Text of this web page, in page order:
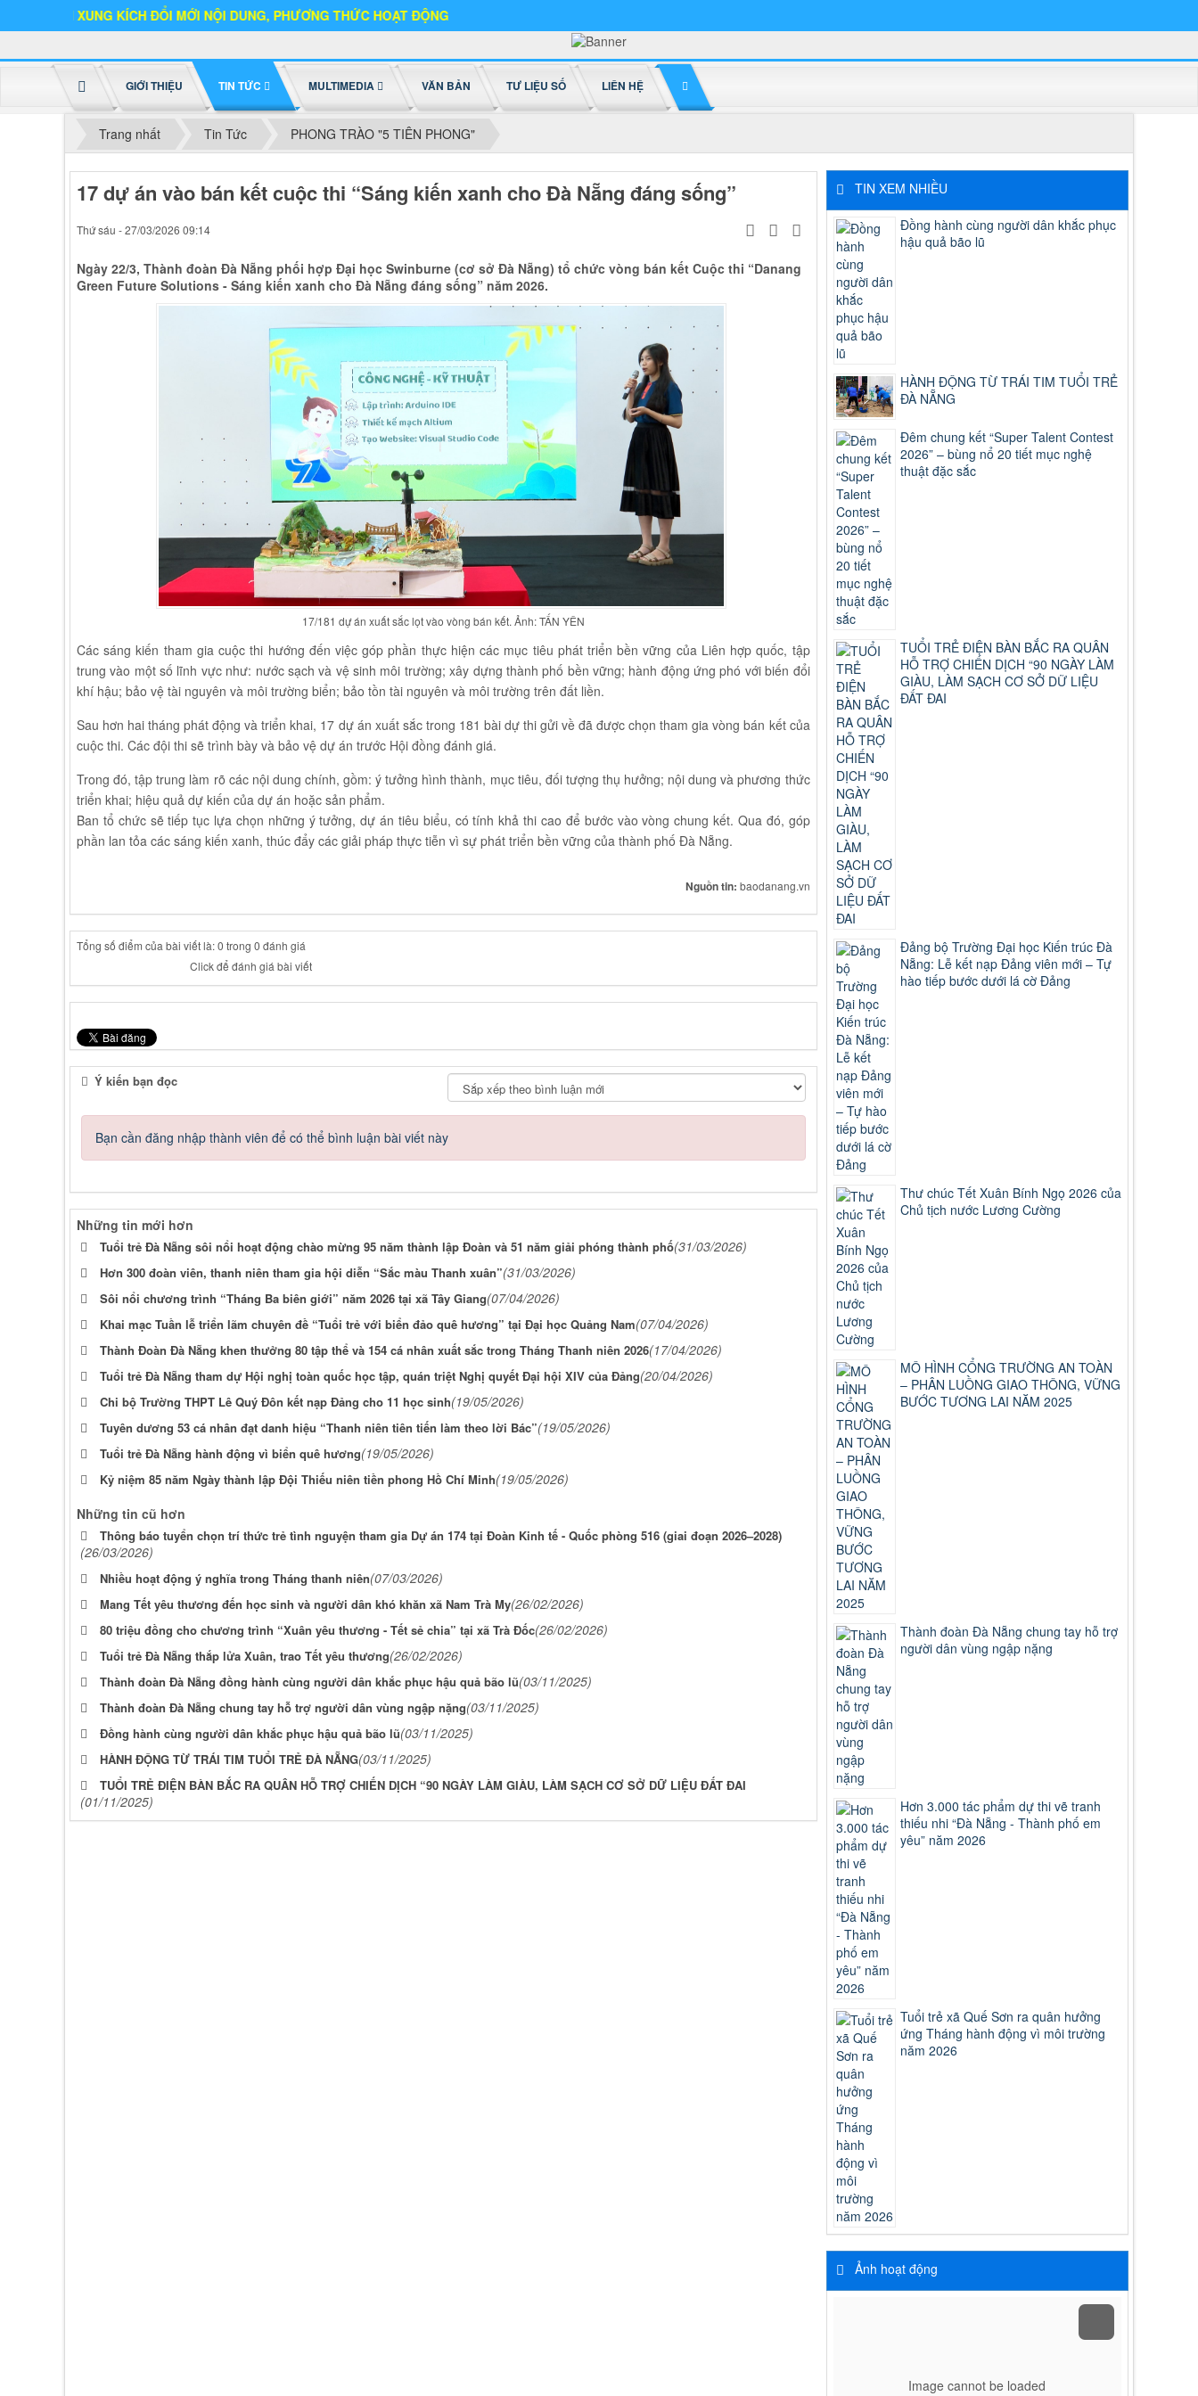
KÍCH ĐỔI MỚI NỘI DUNG, PHƯƠNG THỨC HOẠT ĐỘNG
GIỚI THIỆU TIN TỨC MULTIMEDIA VĂN BẢN TƯ LIỆU SỐ LIÊN HỆ
Trang nhất Tin Tức PHONG TRÀO "5 TIÊN PHONG"
17 dự án vào bán kết cuộc thi “Sáng kiến xanh cho Đà Nẵng đáng sống”
Thứ sáu - 27/03/2026 09:14
Ngày 22/3, Thành đoàn Đà Nẵng phối hợp Đại học Swinburne (cơ sở Đà Nẵng) tổ chức vòng bán kết Cuộc thi “Danang
Green Future Solutions - Sáng kiến xanh cho Đà Nẵng đáng sống” năm 2026.
17/181 dự án xuất sắc lọt vào vòng bán kết. Ảnh: TẤN YÊN
Các sáng kiến tham gia cuộc thi hướng đến việc góp phần thực hiện các mục tiêu phát triển bền vững của Liên hợp quốc, tập
trung vào một số lĩnh vực như: nước sạch và vệ sinh môi trường; xây dựng thành phố bền vững; hành động ứng phó với biến đổi
khí hậu; bảo vệ tài nguyên và môi trường biển; bảo tồn tài nguyên và môi trường trên đất liền.
Sau hơn hai tháng phát động và triển khai, 17 dự án xuất sắc trong 181 bài dự thi gửi về đã được chọn tham gia vòng bán kết của
cuộc thi. Các đội thi sẽ trình bày và bảo vệ dự án trước Hội đồng đánh giá.
Trong đó, tập trung làm rõ các nội dung chính, gồm: ý tưởng hình thành, mục tiêu, đối tượng thụ hưởng; nội dung và phương thức
triển khai; hiệu quả dự kiến của dự án hoặc sản phẩm.
Ban tổ chức sẽ tiếp tục lựa chọn những ý tưởng, dự án tiêu biểu, có tính khả thi cao để bước vào vòng chung kết. Qua đó, góp
phần lan tỏa các sáng kiến xanh, thúc đẩy các giải pháp thực tiễn vì sự phát triển bền vững của thành phố Đà Nẵng.
Nguồn tin: baodanang.vn
Tổng số điểm của bài viết là: 0 trong 0 đánh giá
Click để đánh giá bài viết
Ý kiến bạn đọc
Bạn cần đăng nhập thành viên để có thể bình luận bài viết này
Những tin mới hơn
Tuổi trẻ Đà Nẵng sôi nổi hoạt động chào mừng 95 năm thành lập Đoàn và 51 năm giải phóng thành phố(31/03/2026)
Hơn 300 đoàn viên, thanh niên tham gia hội diễn “Sắc màu Thanh xuân”(31/03/2026)
Sôi nổi chương trình “Tháng Ba biên giới” năm 2026 tại xã Tây Giang(07/04/2026)
Khai mạc Tuần lễ triển lãm chuyên đề “Tuổi trẻ với biển đảo quê hương” tại Đại học Quảng Nam(07/04/2026)
Thành Đoàn Đà Nẵng khen thưởng 80 tập thể và 154 cá nhân xuất sắc trong Tháng Thanh niên 2026(17/04/2026)
Tuổi trẻ Đà Nẵng tham dự Hội nghị toàn quốc học tập, quán triệt Nghị quyết Đại hội XIV của Đảng(20/04/2026)
Chi bộ Trường THPT Lê Quý Đôn kết nạp Đảng cho 11 học sinh(19/05/2026)
Tuyên dương 53 cá nhân đạt danh hiệu “Thanh niên tiên tiến làm theo lời Bác”(19/05/2026)
Tuổi trẻ Đà Nẵng hành động vì biển quê hương(19/05/2026)
Kỷ niệm 85 năm Ngày thành lập Đội Thiếu niên tiền phong Hồ Chí Minh(19/05/2026)
Những tin cũ hơn
Thông báo tuyển chọn trí thức trẻ tình nguyện tham gia Dự án 174 tại Đoàn Kinh tế - Quốc phòng 516 (giai đoạn 2026–2028)
(26/03/2026)
Nhiều hoạt động ý nghĩa trong Tháng thanh niên(07/03/2026)
Mang Tết yêu thương đến học sinh và người dân khó khăn xã Nam Trà My(26/02/2026)
80 triệu đồng cho chương trình “Xuân yêu thương - Tết sẻ chia” tại xã Trà Đốc(26/02/2026)
Tuổi trẻ Đà Nẵng thắp lửa Xuân, trao Tết yêu thương(26/02/2026)
Thành đoàn Đà Nẵng đồng hành cùng người dân khắc phục hậu quả bão lũ(03/11/2025)
Thành đoàn Đà Nẵng chung tay hỗ trợ người dân vùng ngập nặng(03/11/2025)
Đồng hành cùng người dân khắc phục hậu quả bão lũ(03/11/2025)
HÀNH ĐỘNG TỪ TRÁI TIM TUỔI TRẺ ĐÀ NẴNG(03/11/2025)
TUỔI TRẺ ĐIỆN BÀN BẮC RA QUÂN HỖ TRỢ CHIẾN DỊCH “90 NGÀY LÀM GIÀU, LÀM SẠCH CƠ SỞ DỮ LIỆU ĐẤT ĐAI
(01/11/2025)
TIN XEM NHIỀU
Đồng hành cùng người dân khắc phục
hậu quả bão lũ
HÀNH ĐỘNG TỪ TRÁI TIM TUỔI TRẺ
ĐÀ NẴNG
Đêm chung kết “Super Talent Contest
2026” – bùng nổ 20 tiết mục nghệ
thuật đặc sắc
TUỔI TRẺ ĐIỆN BÀN BẮC RA QUÂN
HỖ TRỢ CHIẾN DỊCH “90 NGÀY LÀM
GIÀU, LÀM SẠCH CƠ SỞ DỮ LIỆU
ĐẤT ĐAI
Đảng bộ Trường Đại học Kiến trúc Đà
Nẵng: Lễ kết nạp Đảng viên mới – Tự
hào tiếp bước dưới lá cờ Đảng
Thư chúc Tết Xuân Bính Ngọ 2026 của
Chủ tịch nước Lương Cường
MÔ HÌNH CỔNG TRƯỜNG AN TOÀN
– PHÂN LUỒNG GIAO THÔNG, VỮNG
BƯỚC TƯƠNG LAI NĂM 2025
Thành đoàn Đà Nẵng chung tay hỗ trợ
người dân vùng ngập nặng
Hơn 3.000 tác phẩm dự thi vẽ tranh
thiếu nhi “Đà Nẵng - Thành phố em
yêu” năm 2026
Tuổi trẻ xã Quế Sơn ra quân hưởng
ứng Tháng hành động vì môi trường
năm 2026
Ảnh hoạt động
Image cannot be loaded